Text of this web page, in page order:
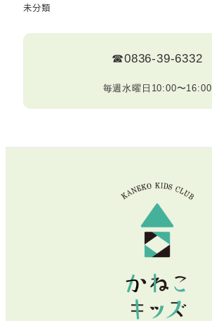
未分類
☎0836-39-6332
毎週水曜日10:00〜16:00